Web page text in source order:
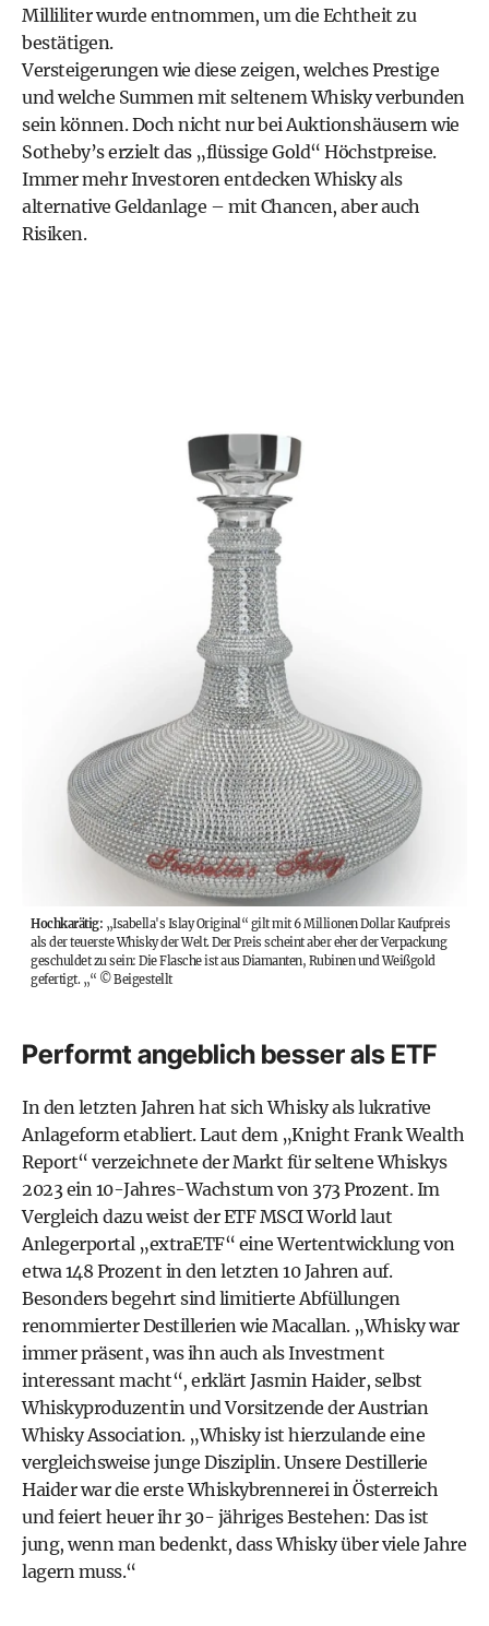
Milliliter wurde entnommen, um die Echtheit zu
bestätigen.
Versteigerungen wie diese zeigen, welches Prestige
und welche Summen mit seltenem Whisky verbunden
sein können. Doch nicht nur bei Auktionshäusern wie
Sotheby’s erzielt das „flüssige Gold“ Höchstpreise.
Immer mehr Investoren entdecken Whisky als
alternative Geldanlage – mit Chancen, aber auch
Risiken.
Hochkarätig: „Isabella's Islay Original“ gilt mit 6 Millionen Dollar Kaufpreis
als der teuerste Whisky der Welt. Der Preis scheint aber eher der Verpackung
geschuldet zu sein: Die Flasche ist aus Diamanten, Rubinen und Weißgold
gefertigt. „“ ©Beigestellt
Performt angeblich besser als ETF
In den letzten Jahren hat sich Whisky als lukrative
Anlageform etabliert.Laut dem „Knight Frank Wealth
Report“ verzeichnete der Markt für seltene Whiskys
2023 ein 10-Jahres-Wachstum von 373 Prozent.Im
Vergleich dazu weist der ETF MSCI World laut
Anlegerportal „extraETF“ eine Wertentwicklung von
etwa 148 Prozent in den letzten 10 Jahren auf.
Besonders begehrt sind limitierte Abfüllungen
renommierter Destillerien wie Macallan. „Whisky war
immer präsent, was ihn auch als Investment
interessant macht“, erklärt Jasmin Haider, selbst
Whiskyproduzentin und Vorsitzende der Austrian
Whisky Association. „Whisky ist hierzulande eine
vergleichsweise junge Disziplin. Unsere Destillerie
Haider war die erste Whiskybrennerei in Österreich
und feiert heuer ihr 30- jähriges Bestehen: Das ist
jung, wenn man bedenkt, dass Whisky über viele Jahre
lagern muss.“